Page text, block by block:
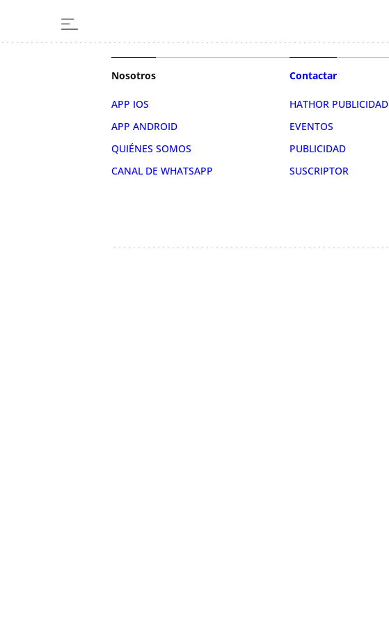
Nosotros
APP IOS
APP ANDROID
QUIÉNES SOMOS
CANAL DE WHATSAPP
Contactar
HATHOR PUBLICIDAD
EVENTOS
PUBLICIDAD
SUSCRIPTOR